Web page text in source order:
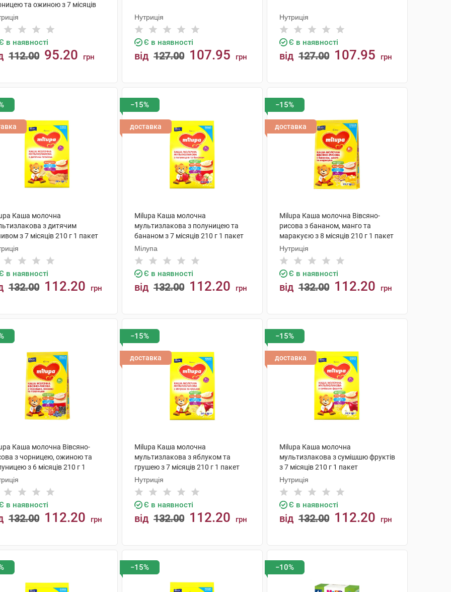
та ожиною з 7 місяців
г 1 пакет
в наявності
112.00 95.20 грн
Нутриція
Є в наявності
від 127.00 107.95 грн
Нутриція
Є в наявності
від 127.00 107.95 грн
Каша молочна
з дитячим
з 7 місяців 210 г 1 пакет
в наявності
132.00 112.20 грн
−15%
доставка
Milupa Каша молочна
мультизлакова з полуницею та
бананом з 7 місяців 210 г 1 пакет
Мілупа
Є в наявності
від 132.00 112.20 грн
−15%
доставка
Milupa Каша молочна Вівсяно-
рисова з бананом, манго та
маракуєю з 8 місяців 210 г 1 пакет
Нутриція
Є в наявності
від 132.00 112.20 грн
Каша молочна Вівсяно-
з чорницею, ожиною та
з 6 місяців 210 г 1
в наявності
132.00 112.20 грн
−15%
доставка
Milupa Каша молочна
мультизлакова з яблуком та
грушею з 7 місяців 210 г 1 пакет
Нутриція
Є в наявності
від 132.00 112.20 грн
−15%
доставка
Milupa Каша молочна
мультизлакова з сумішшю фруктів
з 7 місяців 210 г 1 пакет
Нутриція
Є в наявності
від 132.00 112.20 грн
−15% −10%